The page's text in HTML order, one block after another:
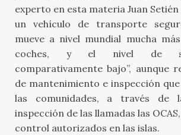
experto en esta materia Juan Setién
un vehículo de transporte
mueve a nivel mundial mucha
coches, y el nivel de
comparativamente bajo”, aunque
de mantenimiento e inspección
las comunidades, a través de
inspección de las llamadas las
control autorizados en las islas.